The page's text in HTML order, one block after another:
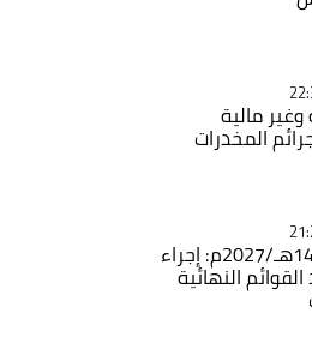
مالية
المخدرات
حج موسم 1448هـ/2027م: إجراء
النهائية